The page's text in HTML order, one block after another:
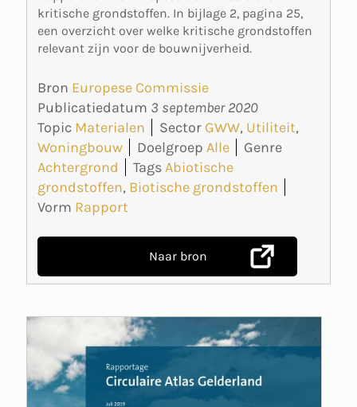
kritische grondstoffen. In bijlage 2, pagina 25,
een overzicht over welke kritische grondstoffen
relevant zijn voor de bouwnijverheid.
Bron Europese Commissie
Publicatiedatum 3 september 2020
Topic Materialen Sector GWW, Utiliteit,
Woningbouw
Doelgroep Alle
Genre
Achtergrond
TagsAbiotische
grondstoffen, Biotische grondstoffen
Vorm Rapport
Naar bron